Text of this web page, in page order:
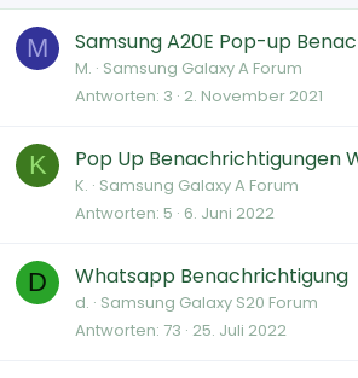
M Samsung A20E Pop-up
M. Samsung Galaxy A Forum
Antworten 3 2. November 2021
K Pop Up Benachrichtigungen
K. Samsung Galaxy A Forum
Antworten 5 6. Juni 2022
D Whatsapp Benachrichtigung
d. Samsung Galaxy S20 Forum
Antworten 73 25. Juli 2022